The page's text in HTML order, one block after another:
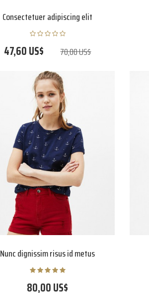
Consectetuer adipiscing elit
47,60 US$ 70,00 US$
Nunc dignissim risus id metus
80,00 US$